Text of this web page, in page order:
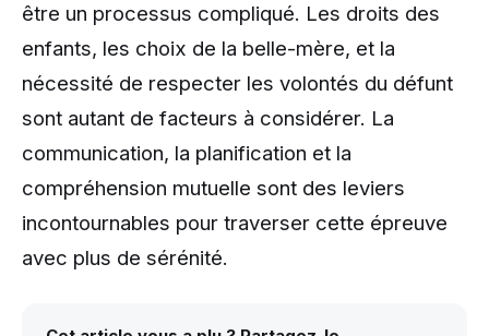
être un processus compliqué. Les droits des
enfants, les choix de la belle-mère, et la
nécessité de respecter les volontés du défunt
sont autant de facteurs à considérer. La
communication, la planification et la
compréhension mutuelle sont des leviers
incontournables pour traverser cette épreuve
avec plus de sérénité.